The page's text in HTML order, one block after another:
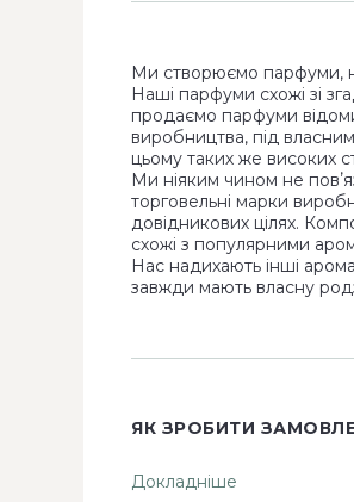
Ми створюємо парфуми,
Наші парфуми схожі зі
продаємо парфуми
виробництва, під
цьому таких же високих
Ми ніяким чином не
торговельні марки
довідникових цілях.
схожі з популярними
Нас надихають інші
завжди мають власну
ЯК ЗРОБИТИ
Докладніше